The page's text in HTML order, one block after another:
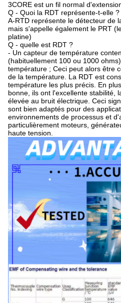
3CORE est un fil normal
Q - Quoi la RDT représente-t-elle ?
A-RTD représente le détecteur de
mais s'appelle également le PRT
platine)
Q - quelle est RDT ?
- Un capteur de température
(habituellement 100 ou 1000
température ; Ceci peut alors être
de la température. La RDT est
température les plus précis. En
bonne, ils ont l'excellente stabilité,
élevée au bruit électrique. Ceci
sont bien adaptés pour des
environnements de processus et
particulièrement moteurs,
haute tension.